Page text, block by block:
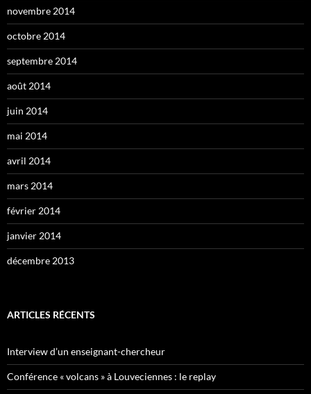
novembre 2014
octobre 2014
septembre 2014
août 2014
juin 2014
mai 2014
avril 2014
mars 2014
février 2014
janvier 2014
décembre 2013
ARTICLES RÉCENTS
Interview d’un enseignant-chercheur
Conférence « volcans » à Louveciennes : le replay